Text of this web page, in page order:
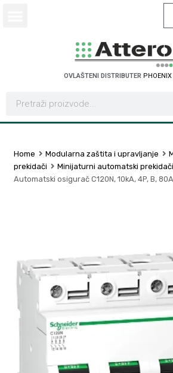
OVLAŠTENI DISTRIBUTER PHOENIX
Home Modularna zaštita i upravljanje
prekidači
Minijaturni automatski prekidači
Automatski osigurač C120N, 10kA, 4P, B, 80A